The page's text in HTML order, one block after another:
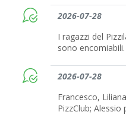
2026-07-28
I ragazzi del
sono encomiabili.
2026-07-28
Francesco,
PizzClub;